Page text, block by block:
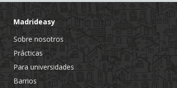
Madrideasy
Sobre nosotros
Prácticas
Para universidades
Barrios